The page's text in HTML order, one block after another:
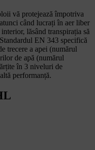
vă protejează împotriva
când lucrați în aer liber
lăsând transpirația să
EN 343 specifică
trecere a apei (numărul
de apă (numărul
în 3 niveluri de
performanță.